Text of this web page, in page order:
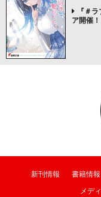
『＃
ア開催！
新刊情報 書籍情報
メデ